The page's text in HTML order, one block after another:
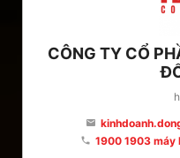
CÔNG TY CỔ
email
phone 1900 1903